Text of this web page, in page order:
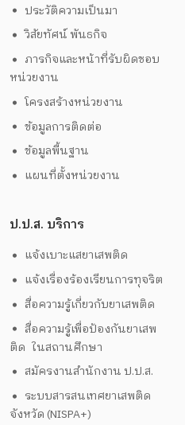
ประวัติความเป็นมา
วิสัยทัศน์ พันธกิจ
ภารกิจและหน้าที่รับผิดชอบ
หน่วยงาน
โครงสร้างหน่วยงาน
ข้อมูลการติดต่อ
ข้อมูลพื้นฐาน
แผนที่ตั้งหน่วยงาน
ป.ป.ส. บริการ
แจ้งเบาะแสยาเสพติด
แจ้งเรื่องร้องเรียนการทุจริต
สื่อความรู้เกี่ยวกับยาเสพติด
สื่อความรู้เพื่อป้องกันยาเสพ
ติด ในสถานศึกษา
สมัครงานสำนักงาน ป.ป.ส.
ระบบสารสนเทศยาเสพติด
จังหวัด (NISPA+)